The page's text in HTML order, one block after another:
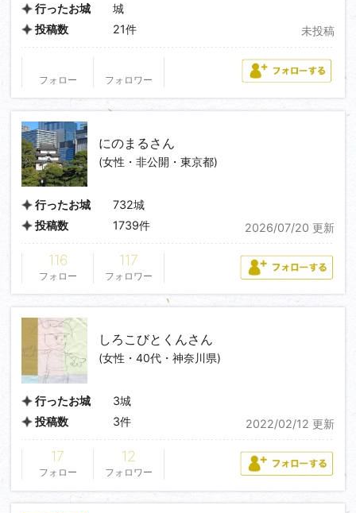
行ったお城 城
投稿数 21件 未投稿
フォロー フォロワー
にのまる さん
(女性・非公開・東京都)
行ったお城 732城
投稿数 1739件 2026/07/20 更新
116
フォロー
117
フォロワー
しろこびとくんさん
(女性・40代・神奈川県)
行ったお城 3城
投稿数 3件 2022/02/12 更新
17
フォロー
12
フォロワー